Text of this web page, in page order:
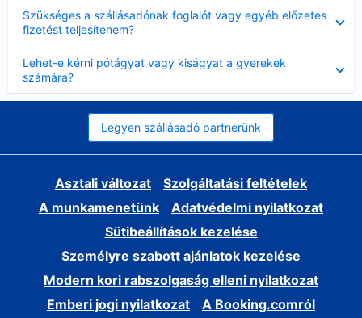
Szükséges a szállásadónak foglalót vagy egyéb előzetes
fizetést teljesítenem?
Lehet-e kérni pótágyat vagy kiságyat a gyerekek
számára?
Legyen szállásadó partnerünk
Asztali változat
Szolgáltatási feltételek
A munkamenetünk
Adatvédelmi nyilatkozat
Sütibeállítások kezelése
Személyre szabott ajánlatok kezelése
Modern kori rabszolgaság elleni nyilatkozat
Emberi jogi nyilatkozat
A Booking.comról